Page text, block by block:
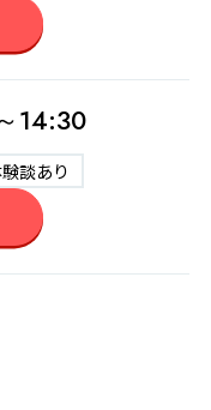
14:30
談あり